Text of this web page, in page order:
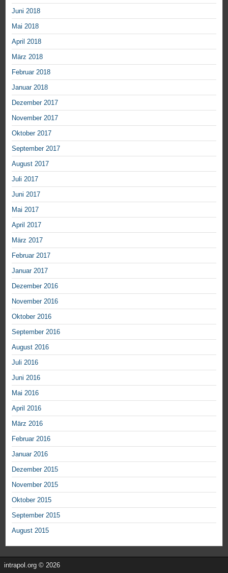
Juni 2018
Mai 2018
April 2018
März 2018
Februar 2018
Januar 2018
Dezember 2017
November 2017
Oktober 2017
September 2017
August 2017
Juli 2017
Juni 2017
Mai 2017
April 2017
März 2017
Februar 2017
Januar 2017
Dezember 2016
November 2016
Oktober 2016
September 2016
August 2016
Juli 2016
Juni 2016
Mai 2016
April 2016
März 2016
Februar 2016
Januar 2016
Dezember 2015
November 2015
Oktober 2015
September 2015
August 2015
intrapol.org © 2026